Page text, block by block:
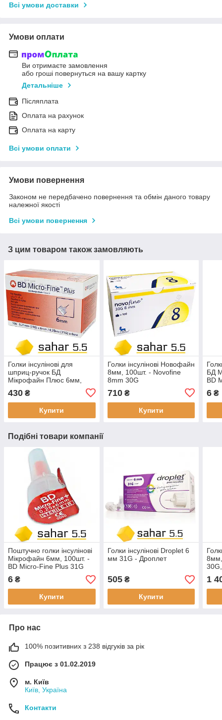
Всі умови доставки
Умови оплати
Ви отримаєте замовлення
або гроші повернуться на вашу картку
Детальніше
Післяплата
Оплата на рахунок
Оплата на карту
Всі умови оплати
Умови повернення
Законом не передбачено повернення та обмін даного товару
належної якості
Всі умови повернення
З цим товаром також замовляють
Голки інсулінові для
шприц-ручок БД
Мікрофайн Плюс 6мм,
100шт. -BD Micro-Fine Plus
430 ₴
Купити
Голки інсулінові Новофайн
8мм, 100шт. - Novofine
8mm 30G
710₴
Купити
БД
BD
6 ₴
Подібні товари компанії
Поштучно голки інсулінові
Мікрофайн 6мм, 100шт. -
BD Micro-Fine Plus 31G
6 ₴
Купити
Голки інсулінові Droplet 6
мм 31G - Дроплет
505₴
Купити
1
Про нас
100% позитивних з 238 відгуків за рік
Працює з 01.02.2019
м. Київ
Київ, Україна
Контакти